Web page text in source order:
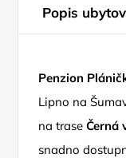
Popis
Penzion
Lipno na
na traseČerná
snadno